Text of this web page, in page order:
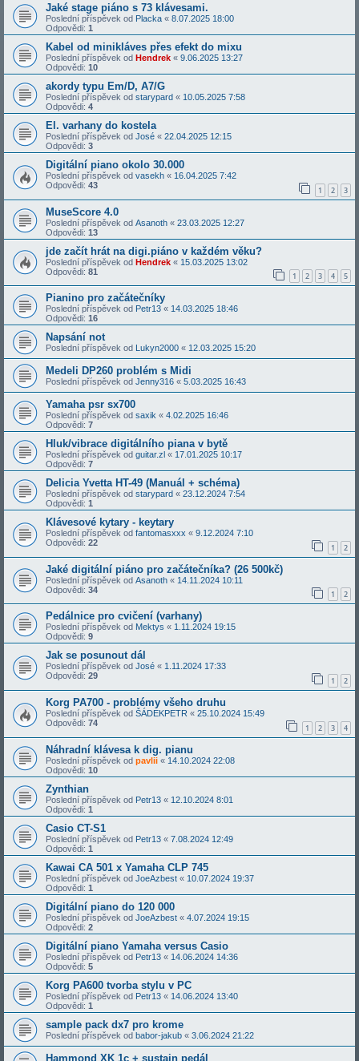
Jaké stage piáno s 73 klávesami.
Poslední příspěvek od Placka « 8.07.2025 18:00
Odpovědi: 1
Kabel od minikláves přes efekt do mixu
Poslední příspěvek od Hendrek « 9.06.2025 13:27
Odpovědi: 10
akordy typu Em/D, A7/G
Poslední příspěvek od starypard « 10.05.2025 7:58
Odpovědi: 4
El. varhany do kostela
Poslední příspěvek od José « 22.04.2025 12:15
Odpovědi: 3
Digitální piano okolo 30.000
Poslední příspěvek od vasekh « 16.04.2025 7:42
Odpovědi: 43 1 2 3
MuseScore 4.0
Poslední příspěvek od Asanoth « 23.03.2025 12:27
Odpovědi: 13
jde začít hrát na digi.piáno v každém věku?
Poslední příspěvek od Hendrek « 15.03.2025 13:02
Odpovědi: 81 1 2 3 4 5
Pianino pro začátečníky
Poslední příspěvek od Petr13 « 14.03.2025 18:46
Odpovědi: 16
Napsání not
Poslední příspěvek od Lukyn2000 « 12.03.2025 15:20
Medeli DP260 problém s Midi
Poslední příspěvek od Jenny316 « 5.03.2025 16:43
Yamaha psr sx700
Poslední příspěvek od saxik « 4.02.2025 16:46
Odpovědi: 7
Hluk/vibrace digitálního piana v bytě
Poslední příspěvek od guitar.zl « 17.01.2025 10:17
Odpovědi: 7
Delicia Yvetta HT-49 (Manuál + schéma)
Poslední příspěvek od starypard « 23.12.2024 7:54
Odpovědi: 1
Klávesové kytary - keytary
Poslední příspěvek od fantomasxxx « 9.12.2024 7:10
Odpovědi: 22 1 2
Jaké digitální piáno pro začátečníka? (26 500kč)
Poslední příspěvek od Asanoth « 14.11.2024 10:11
Odpovědi: 34 1 2
Pedálnice pro cvičení (varhany)
Poslední příspěvek od Mektys « 1.11.2024 19:15
Odpovědi: 9
Jak se posunout dál
Poslední příspěvek od José « 1.11.2024 17:33
Odpovědi: 29 1 2
Korg PA700 - problémy všeho druhu
Poslední příspěvek od ŠÁDEKPETR « 25.10.2024 15:49
Odpovědi: 74 1 2 3 4
Náhradní klávesa k dig. pianu
Poslední příspěvek od pavlii « 14.10.2024 22:08
Odpovědi: 10
Zynthian
Poslední příspěvek od Petr13 « 12.10.2024 8:01
Odpovědi: 1
Casio CT-S1
Poslední příspěvek od Petr13 « 7.08.2024 12:49
Odpovědi: 1
Kawai CA 501 x Yamaha CLP 745
Poslední příspěvek od JoeAzbest « 10.07.2024 19:37
Odpovědi: 1
Digitální piano do 120 000
Poslední příspěvek od JoeAzbest « 4.07.2024 19:15
Odpovědi: 2
Digitální piano Yamaha versus Casio
Poslední příspěvek od Petr13 « 14.06.2024 14:36
Odpovědi: 5
Korg PA600 tvorba stylu v PC
Poslední příspěvek od Petr13 « 14.06.2024 13:40
Odpovědi: 1
sample pack dx7 pro krome
Poslední příspěvek od babor-jakub « 3.06.2024 21:22
Hammond XK 1c + sustain pedál